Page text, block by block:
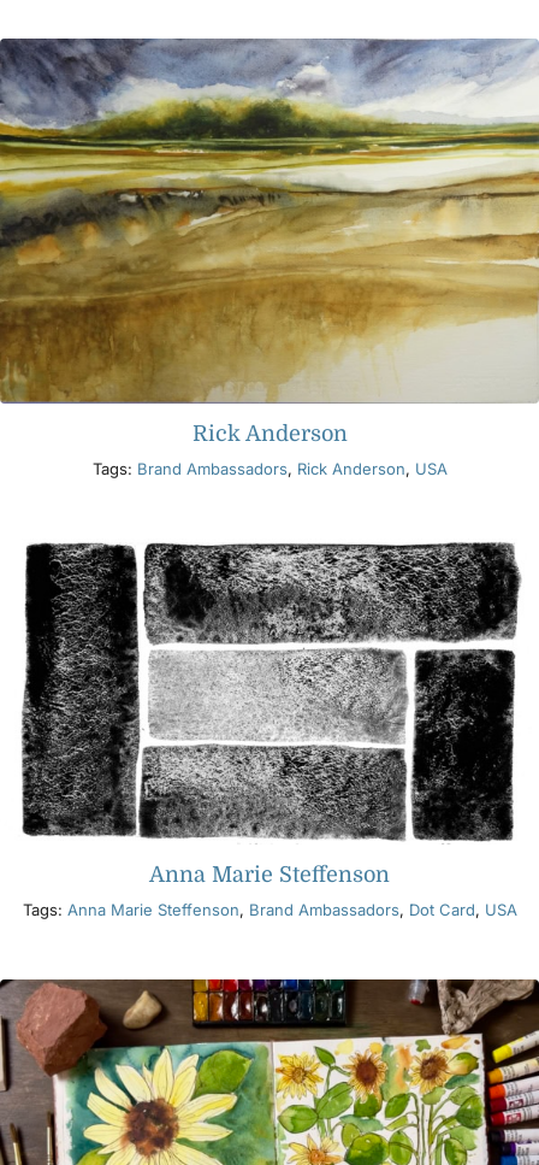
Productos
Eventos
Blog
Recursos
Encuentra un minorista
Contáctanos
Suscribir
Rick Anderson
Tags: Brand Ambassadors, Rick Anderson, USA
Anna Marie Steffenson
Tags: Anna Marie Steffenson, Brand Ambassadors, Dot Card, USA